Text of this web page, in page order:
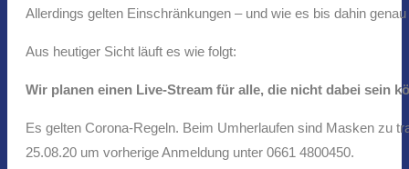
Allerdings gelten Einschränkungen – und wie es bis dahin
Aus heutiger Sicht läuft es wie folgt:
Wir planen einen Live-Stream für alle, die nicht dabei sein
Es gelten Corona-Regeln. Beim Umherlaufen sind Masken zu
25.08.20 um vorherige Anmeldung unter 0661 4800450.